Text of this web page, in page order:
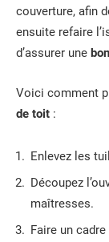
couverture, afin
ensuite refaire
d’assurer une
Voici comment
de toit :
Enlevez les
Découpez
maîtresses.
Faire un